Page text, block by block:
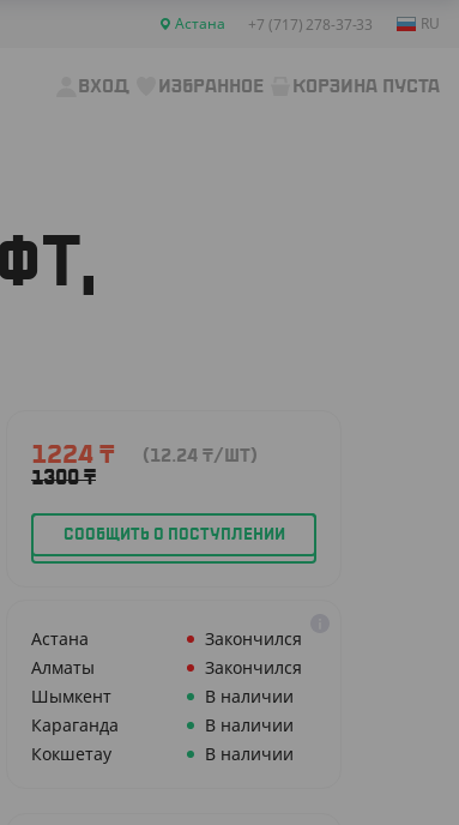
Астана +7 (717) 278-37-33 RU
ВХОД ИЗБРАННОЕ КОРЗИНА ПУСТА
1224 ₸
1300₸
(12.24 ₸/ШТ)
СООБЩИТЬ О ПОСТУПЛЕНИИ
Астана
Закончился
Алматы
Закончился
Шымкент
В наличии
Караганда
В наличии
Кокшетау
В наличии